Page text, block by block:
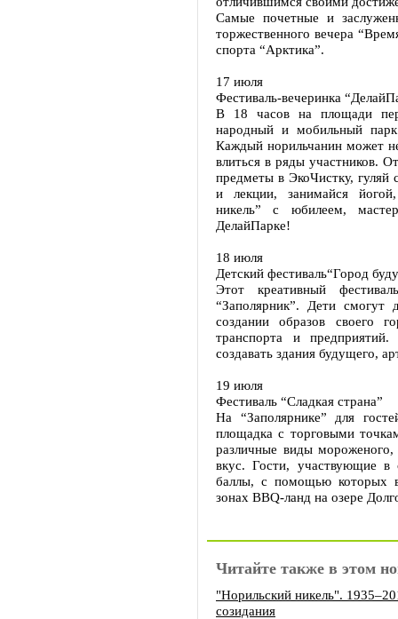
Самые почетные и
торжественного вечера
спорта “Арктика”.
17 июля
Фестиваль-вечеринка
В 18 часов на площади
народный и мобильный
Каждый норильчанин может
влиться в ряды участников.
предметы в ЭкоЧистку,
и лекции, занимайся
никель” с юбилеем,
ДелайПарке!
18 июля
Детский фестиваль“Город
Этот креативный
“Заполярник”. Дети
создании образов своего
транспорта и
создавать здания будущего,
19 июля
Фестиваль “Сладкая страна”
На “Заполярнике” для
площадка с торговыми
различные виды
вкус. Гости, участвующие в
баллы, с помощью которых
зонах BBQ-ланд на озере
Читайте также в этом
"Норильский никель".
созидания